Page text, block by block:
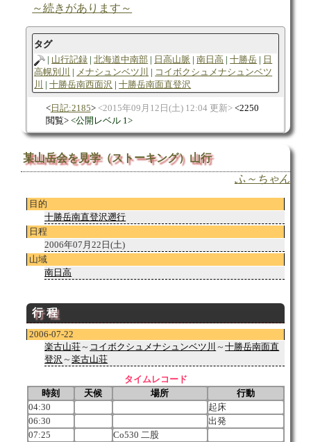
～続きがあります～
タグ
山行記録
北海道中南部 日高山脈 南日高 十勝岳
日
高幌別川
メナシュンベツ川
コイボクシュメナシュンベツ
川
十勝岳南西面沢 十勝岳南面直登沢
日記:2185 2015年09月12日(土) 12:04 更新
2250
閲覧
公開レベル 1
某山岳会を見学（ストーキング）山行
ふ～ちゃん
目的
十勝岳南直登沢遡行
日程
2006年07月22日(土)
山域
南日高
行程
2006-07-22
楽古山荘～ コイボクシュメナシュンベツ川 ～十勝岳南面直
登沢 ～楽古山荘
タイムレコード
時刻
天候 場所
行動
04:30
起床
06:30
出発
07:25
Co530 二股